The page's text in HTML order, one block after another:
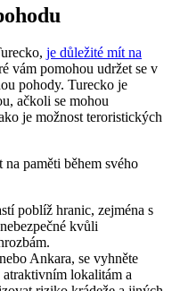
je důležité mít na
vám pomohou udržet se v
pohody. Turecko je
ačkoli se mohou
je možnost teroristických
paměti během svého
poblíž hranic, zejména s
kvůli
Ankara, se vyhněte
lokalitám a